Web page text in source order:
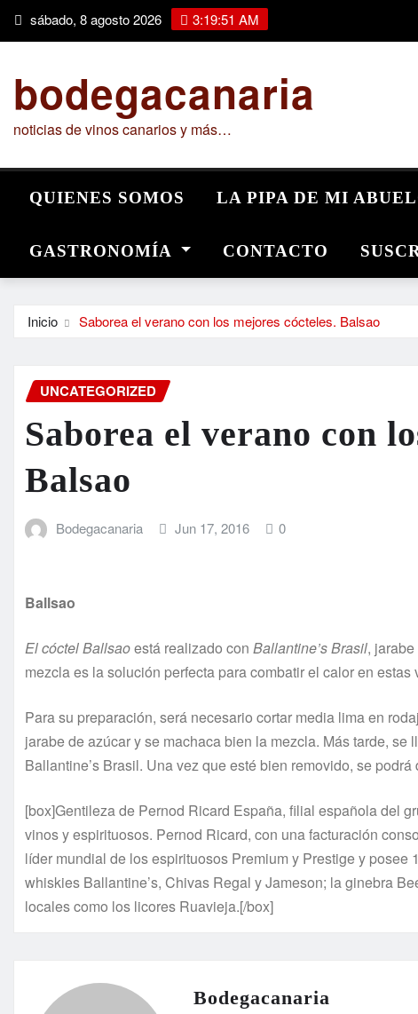
Saltar sábado, 8 agosto 2026 3:19:52 AM
bodegacanaria
noticias de vinos canarios y más…
QUIENES SOMOS LA PIPA DE MI
GASTRONOMÍA CONTACTO
Inicio Saborea el verano con los mejores cócteles. Balsao
UNCATEGORIZED
Saborea el verano con
Balsao
Bodegacanaria Jun 17, 2016 0
Ballsao
El cóctel Ballsaoestá realizado con Ballantine’s Brasil,
mezcla es la solución perfecta para combatir el calor en estas
Para su preparación, será necesario cortar media lima en
jarabe de azúcar y se machaca bien la mezcla. Más tarde,
Ballantine’s Brasil. Una vez que esté bien removido, se
[box]Gentileza de Pernod Ricard España, filial española del
vinos y espirituosos. Pernod Ricard, con una facturación
líder mundial de los espirituosos Premium y Prestige y
whiskies Ballantine’s, Chivas Regal y Jameson; la ginebra
locales como los licores Ruavieja.[/box]
Bodegacanaria